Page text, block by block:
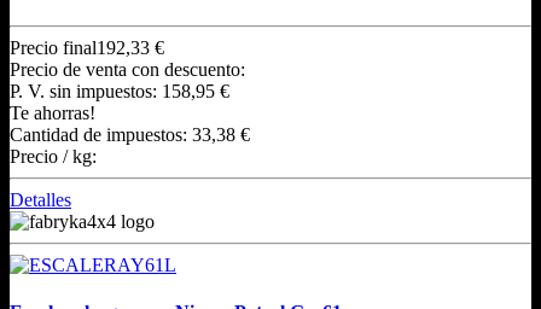
Precio final192,33 €
Precio de venta con descuento:
P. V. sin impuestos: 158,95 €
Te ahorras!
Cantidad de impuestos: 33,38 €
Precio / kg:
Detalles